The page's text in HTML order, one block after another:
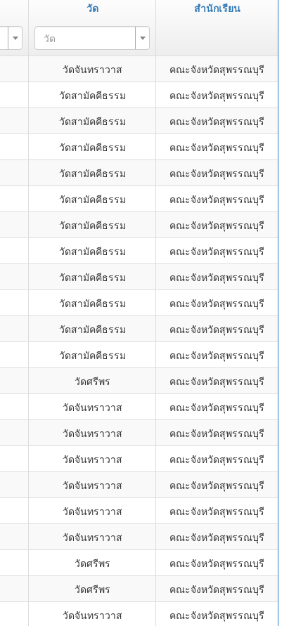
วัด สำนักเรียน
วัด
วัดจันทราวาส
คณะจังหวัดสุพรรณบุรี
วัดสามัคคีธรรม
คณะจังหวัดสุพรรณบุรี
วัดสามัคคีธรรม
คณะจังหวัดสุพรรณบุรี
วัดสามัคคีธรรม
คณะจังหวัดสุพรรณบุรี
วัดสามัคคีธรรม
คณะจังหวัดสุพรรณบุรี
วัดสามัคคีธรรม
คณะจังหวัดสุพรรณบุรี
วัดสามัคคีธรรม
คณะจังหวัดสุพรรณบุรี
วัดสามัคคีธรรม
คณะจังหวัดสุพรรณบุรี
วัดสามัคคีธรรม
คณะจังหวัดสุพรรณบุรี
วัดสามัคคีธรรม
คณะจังหวัดสุพรรณบุรี
วัดสามัคคีธรรม
คณะจังหวัดสุพรรณบุรี
วัดสามัคคีธรรม
คณะจังหวัดสุพรรณบุรี
วัดศรีพร
คณะจังหวัดสุพรรณบุรี
วัดจันทราวาส
คณะจังหวัดสุพรรณบุรี
วัดจันทราวาส
คณะจังหวัดสุพรรณบุรี
วัดจันทราวาส
คณะจังหวัดสุพรรณบุรี
วัดจันทราวาส
คณะจังหวัดสุพรรณบุรี
วัดจันทราวาส
คณะจังหวัดสุพรรณบุรี
วัดจันทราวาส
คณะจังหวัดสุพรรณบุรี
วัดศรีพร
คณะจังหวัดสุพรรณบุรี
วัดศรีพร
คณะจังหวัดสุพรรณบุรี
วัดจันทราวาส คณะจังหวัดสุพรรณบุรี